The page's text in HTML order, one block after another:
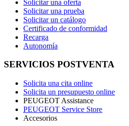
Solicitar una oferta
Solicitar una prueba
Solicitar un catálogo
Certificado de conformidad
Recarga
Autonomía
SERVICIOS POSTVENTA
Solicita una cita online
Solicita un presupuesto online
PEUGEOT Assistance
PEUGEOT Service Store
Accesorios